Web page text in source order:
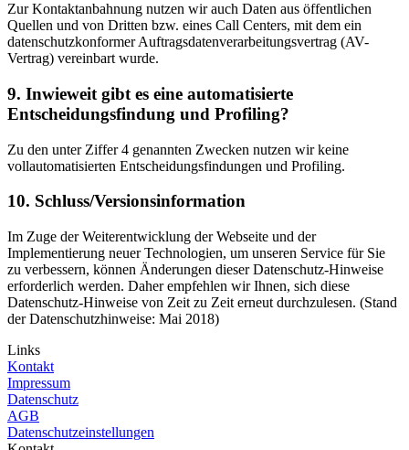
Zur Kontaktanbahnung nutzen wir auch Daten aus öffentlichen
Quellen und von Dritten bzw. eines Call Centers, mit dem ein
datenschutzkonformer Auftragsdatenverarbeitungsvertrag (AV-
Vertrag) vereinbart wurde.
9. Inwieweit gibt es eine automatisierte
Entscheidungsfindung und Profiling?
Zu den unter Ziffer 4 genannten Zwecken nutzen wir keine
vollautomatisierten Entscheidungsfindungen und Profiling.
10. Schluss/Versionsinformation
Im Zuge der Weiterentwicklung der Webseite und der
Implementierung neuer Technologien, um unseren Service für Sie
zu verbessern, können Änderungen dieser Datenschutz-Hinweise
erforderlich werden. Daher empfehlen wir Ihnen, sich diese
Datenschutz-Hinweise von Zeit zu Zeit erneut durchzulesen. (Stand
der Datenschutzhinweise: Mai 2018)
Links
Kontakt
Impressum
Datenschutz
AGB
Datenschutzeinstellungen